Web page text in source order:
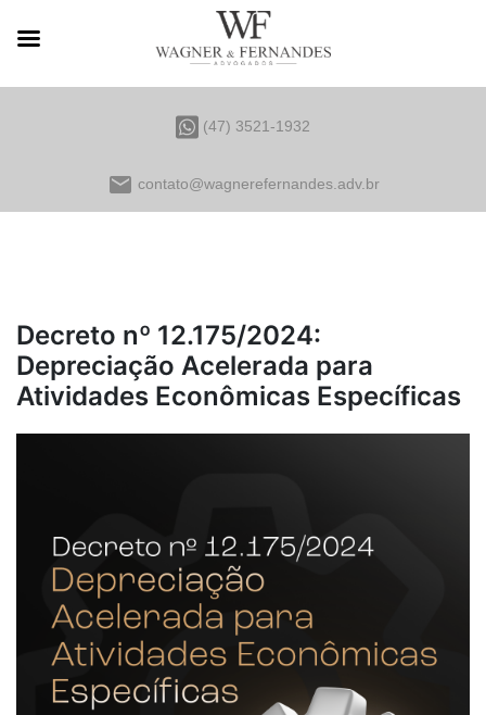
(47) 3521-1932
email contato@wagnerefernandes.adv.br
Decreto nº 12.175/2024:
Depreciação Acelerada para
Atividades Econômicas Específicas